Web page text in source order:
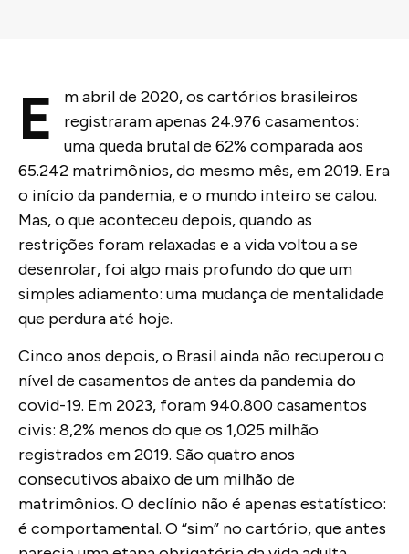
E
m abril de 2020, os cartórios brasileiros
registraram apenas 24.976 casamentos:
uma queda brutal de 62% comparada aos
65.242 matrimônios, do mesmo mês, em 2019. Era
o início da pandemia, e o mundo inteiro se calou.
Mas, o que aconteceu depois, quando as
restrições foram relaxadas e a vida voltou a se
desenrolar, foi algo mais profundo do que um
simples adiamento: uma mudança de mentalidade
que perdura até hoje.
Cinco anos depois, o Brasil ainda não recuperou o
nível de casamentos de antes da pandemia do
covid-19. Em 2023, foram 940.800 casamentos
civis: 8,2% menos do que os 1,025 milhão
registrados em 2019. São quatro anos
consecutivos abaixo de um milhão de
matrimônios. O declínio não é apenas estatístico:
é comportamental. O “sim” no cartório, que antes